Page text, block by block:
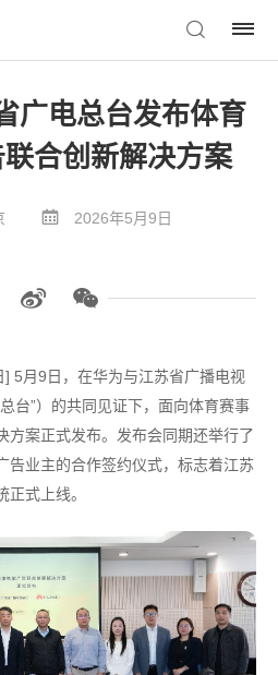
广电总台发布体育
合创新解决方案
2026年5月9日
5月9日，在华为与江苏省广播电视
台”）的共同见证下，面向体育赛事
方案正式发布。发布会同期还举行了
告业主的合作签约仪式，标志着江苏
式上线。